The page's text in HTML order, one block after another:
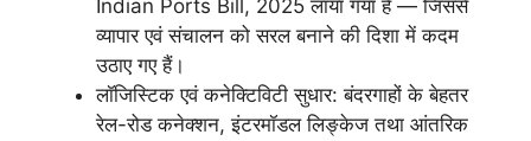
Indian Ports Bill, 2025 लाया गया है — जिससे
व्यापार एवं संचालन को सरल बनाने की दिशा में कदम
उठाए गए हैं।
लॉजिस्टिक एवं कनेक्टिविटी सुधार: बंदरगाहों के बेहतर
रेल-रोड कनेक्शन, इंटरमॉडल लिङ्केज तथा आंतरिक